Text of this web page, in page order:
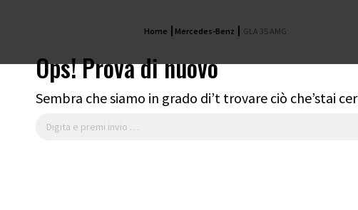
Home Mercedes-Benz GLA 35 AMG
Ops! Prova di nuovo
Sembra che siamo in grado di’t trovare ciò che’stai
Cerca: